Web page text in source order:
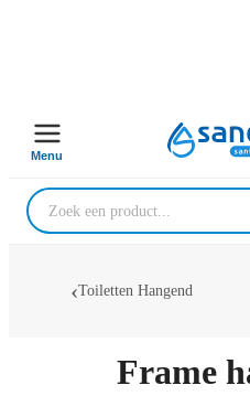
Menu
Toiletten Hangend
Frame